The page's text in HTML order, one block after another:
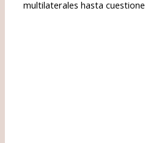
multilaterales hasta